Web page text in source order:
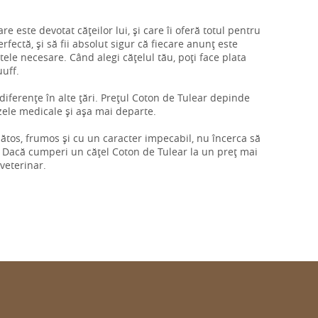
este devotat cățeilor lui, și care îi oferă totul pentru
și să fii absolut sigur că fiecare anunț este
necesare. Când alegi cățelul tău, poți face plata
în alte țări. Prețul Coton de Tulear depinde
medicale și așa mai departe.
frumos și cu un caracter impecabil, nu încerca să
cumperi un cățel Coton de Tulear la un preț mai